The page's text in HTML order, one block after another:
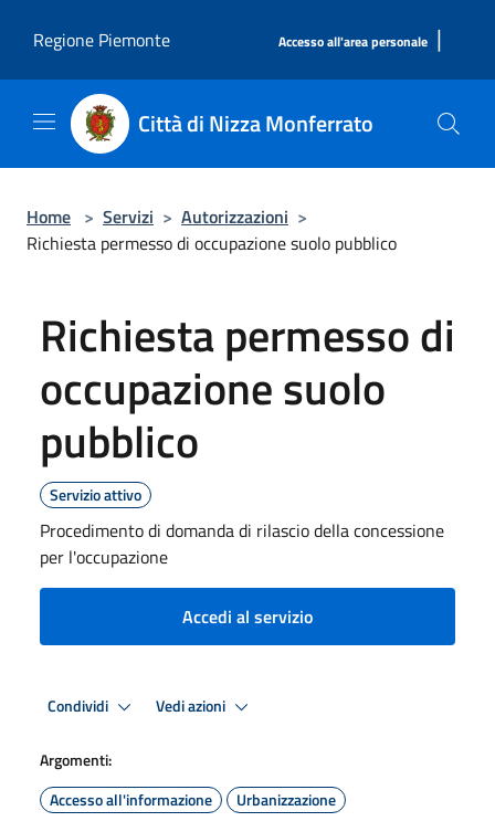
Regione Piemonte
Accesso all'area personale |
Città di Nizza Monferrato
Home > Servizi > Autorizzazioni >
Richiesta permesso di occupazione suolo pubblico
Richiesta permesso di
occupazione suolo
pubblico
Servizio attivo
Procedimento di domanda di rilascio della concessione
per l'occupazione
Accedi al servizio
Condividi Vedi azioni
Argomenti:
Accesso all'informazione
Urbanizzazione